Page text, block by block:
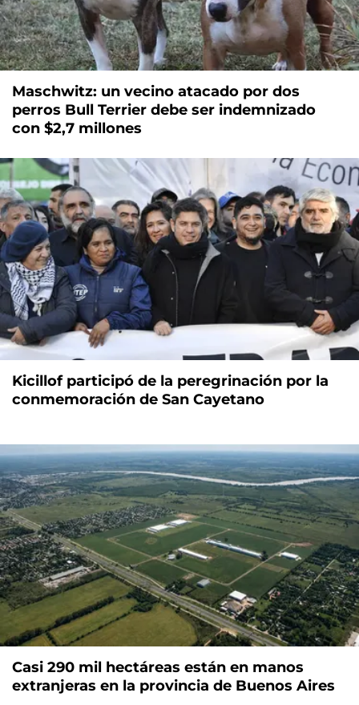
Maschwitz: un vecino atacado por dos
perros Bull Terrier debe ser indemnizado
con $2,7 millones
Kicillof participó de la peregrinación por la
conmemoración de San Cayetano
Casi 290 mil hectáreas están en manos
extranjeras en la provincia de Buenos Aires